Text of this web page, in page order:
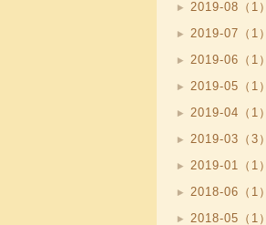
2019-08（1）
2019-07（1）
2019-06（1）
2019-05（1）
2019-04（1）
2019-03（3）
2019-01（1）
2018-06（1）
2018-05（1）